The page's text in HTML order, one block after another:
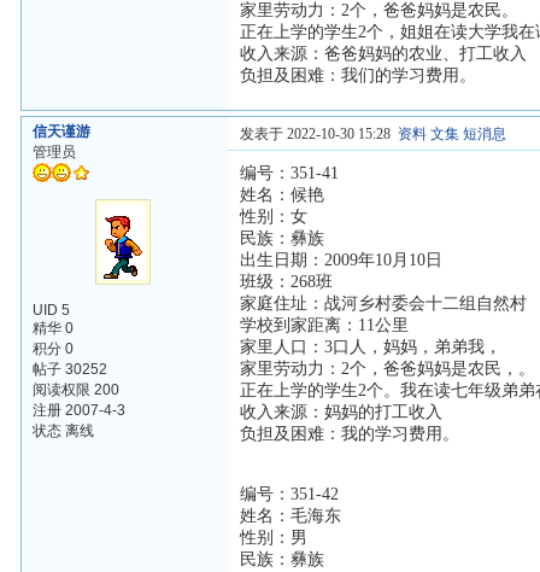
家里劳动力：2个，爸爸妈妈是农民。
正在上学的学生2个，姐姐在读大学我
收入来源：爸爸妈妈的农业、打工收入
负担及困难：我们的学习费用。
信天谨游
管理员
UID 5
精华 0
积分 0
帖子 30252
阅读权限 200
注册 2007-4-3
状态 离线
发表于 2022-10-30 15:28 资料 文集 短消息
编号：351-41
姓名：候艳
性别：女
民族：彝族
出生日期：2009年10月10日
班级：268班
家庭住址：战河乡村委会十二组自然村
学校到家距离：11公里
家里人口：3口人，妈妈，弟弟我，
家里劳动力：2个，爸爸妈妈是农民，。
正在上学的学生2个。我在读七年级弟
收入来源：妈妈的打工收入
负担及困难：我的学习费用。
编号：351-42
姓名：毛海东
性别：男
民族：彝族